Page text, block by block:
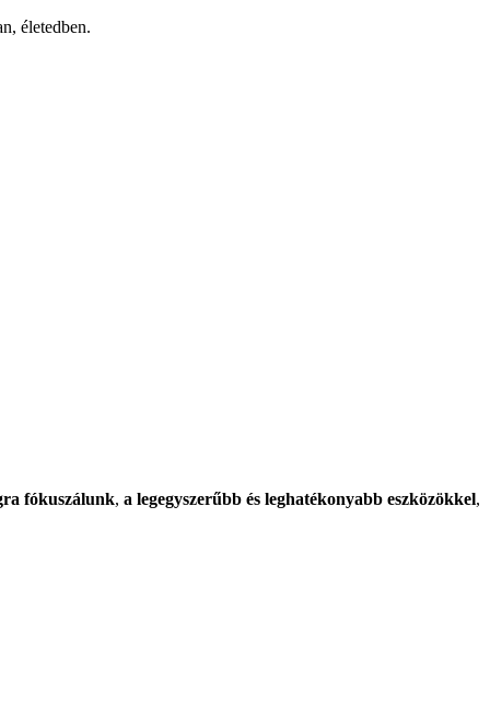
életedben.
fókuszálunk, a legegyszerűbb és leghatékonyabb eszközökkel,